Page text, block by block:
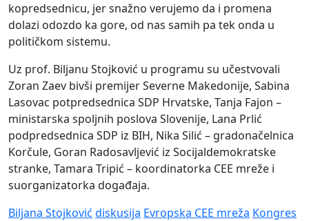
kopredsednicu, jer snažno verujemo da i promena
dolazi odozdo ka gore, od nas samih pa tek onda u
političkom sistemu.
Uz prof. Biljanu Stojković u programu su učestvovali
Zoran Zaev bivši premijer Severne Makedonije, Sabina
Lasovac potpredsednica SDP Hrvatske, Tanja Fajon –
ministarska spoljnih poslova Slovenije, Lana Prlić
podpredsednica SDP iz BIH, Nika Silić – gradonačelnica
Korčule, Goran Radosavljević iz Socijaldemokratske
stranke, Tamara Tripić – koordinatorka CEE mreže i
suorganizatorka događaja.
Biljana Stojković diskusija Evropska CEE mreža Kongres